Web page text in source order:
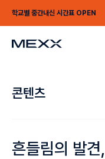
학교별 중간내신 시간표 OPEN
콘텐츠
흔들림의 발견,